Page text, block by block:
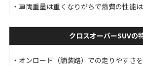
・車両重量は重くなりがちで燃費の性能
クロスオーバーSUVの
・オンロード（舗装路）での走りやすさ